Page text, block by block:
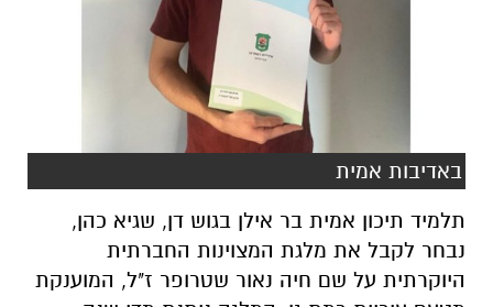
באדיבות אמית
תלמיד תיכון אמית בר אילן בגוש דן, שגיא כהן,
נבחר לקבל את מלגת המצוינות החברתית
היוקרתית על שם חיה נאור שטרופר ז"ל, המוענקת